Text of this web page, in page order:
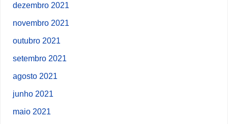
dezembro 2021
novembro 2021
outubro 2021
setembro 2021
agosto 2021
junho 2021
maio 2021